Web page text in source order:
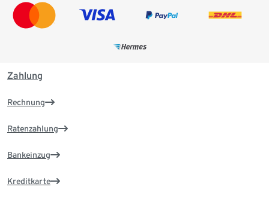
Zahlung
Rechnung
Ratenzahlung
Bankeinzug
Kreditkarte